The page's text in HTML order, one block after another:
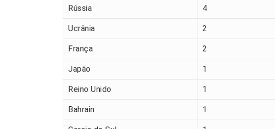
Rússia 4
Ucrânia 2
França 2
Japão 1
Reino Unido 1
Bahrain 1